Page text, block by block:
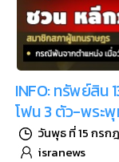
INFO: ทรัพย์สิน
โฟน 3 ตัว-พระ
วันพุธ ที่ 15 กรก
isranews